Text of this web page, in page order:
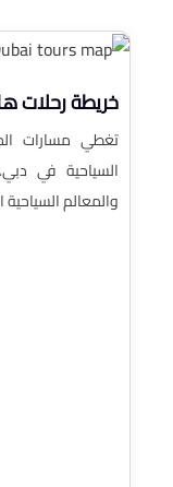
خريطة رحلات
تغطي مسارات
السياحية في
والمعالم